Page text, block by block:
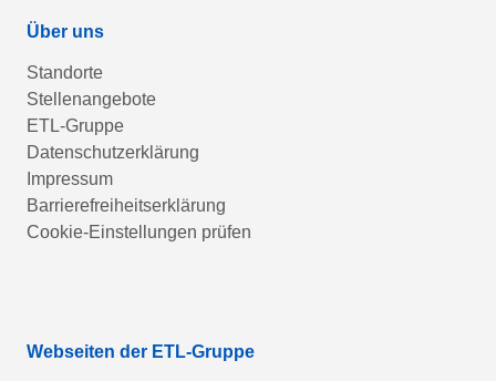
Über uns
Standorte
Stellenangebote
ETL-Gruppe
Datenschutzerklärung
Impressum
Barrierefreiheitserklärung
Cookie-Einstellungen prüfen
Webseiten der ETL-Gruppe